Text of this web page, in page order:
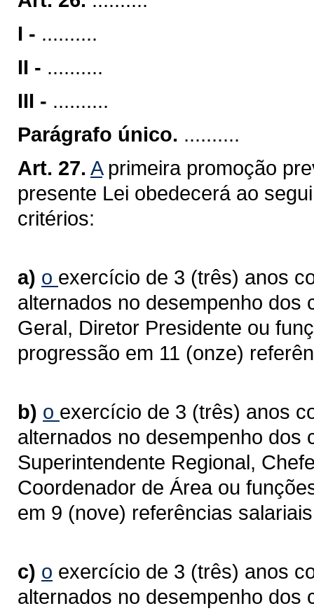
I - ..........
II - ..........
III - ..........
Parágrafo único. ..........
Art. 27. Aprimeira promoção
presente Lei obedecerá ao
critérios:
a) o exercício de 3 (três) anos
alternados no desempenho dos
Geral, Diretor Presidente ou
progressão em 11 (onze)
b) o exercício de 3 (três) anos
alternados no desempenho dos
Superintendente Regional,
Coordenador de Área ou
em 9 (nove) referências
c) o exercício de 3 (três) anos
alternados no desempenho dos